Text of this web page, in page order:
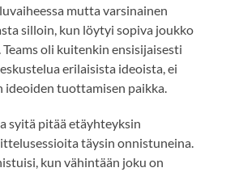
mutta varsinainen
silloin, kun löytyi sopiva joukko
oli kuitenkin ensisijaisesti
erilaisista ideoista, ei
ideoiden tuottamisen paikka.
syitä pitää etäyhteyksin
täysin onnistuneina.
kun vähintään joku on